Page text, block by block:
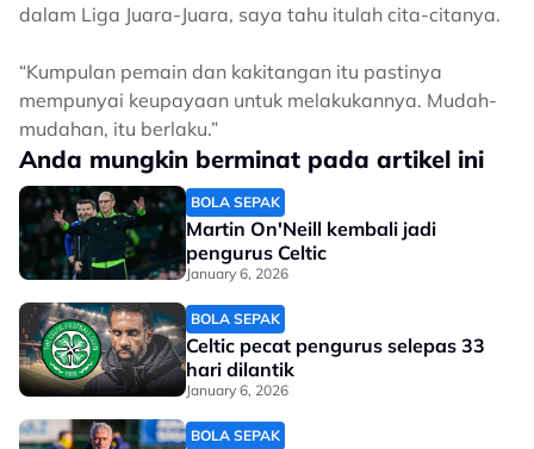
dalam Liga Juara-Juara, saya tahu itulah cita-citanya.
“Kumpulan pemain dan kakitangan itu pastinya
mempunyai keupayaan untuk melakukannya. Mudah-
mudahan, itu berlaku.”
Anda mungkin berminat pada artikel ini
BOLA SEPAK
Martin On'Neill kembali jadi
pengurus Celtic
January 6, 2026
BOLA SEPAK
Celtic pecat pengurus selepas 33
hari dilantik
January 6, 2026
BOLA SEPAK